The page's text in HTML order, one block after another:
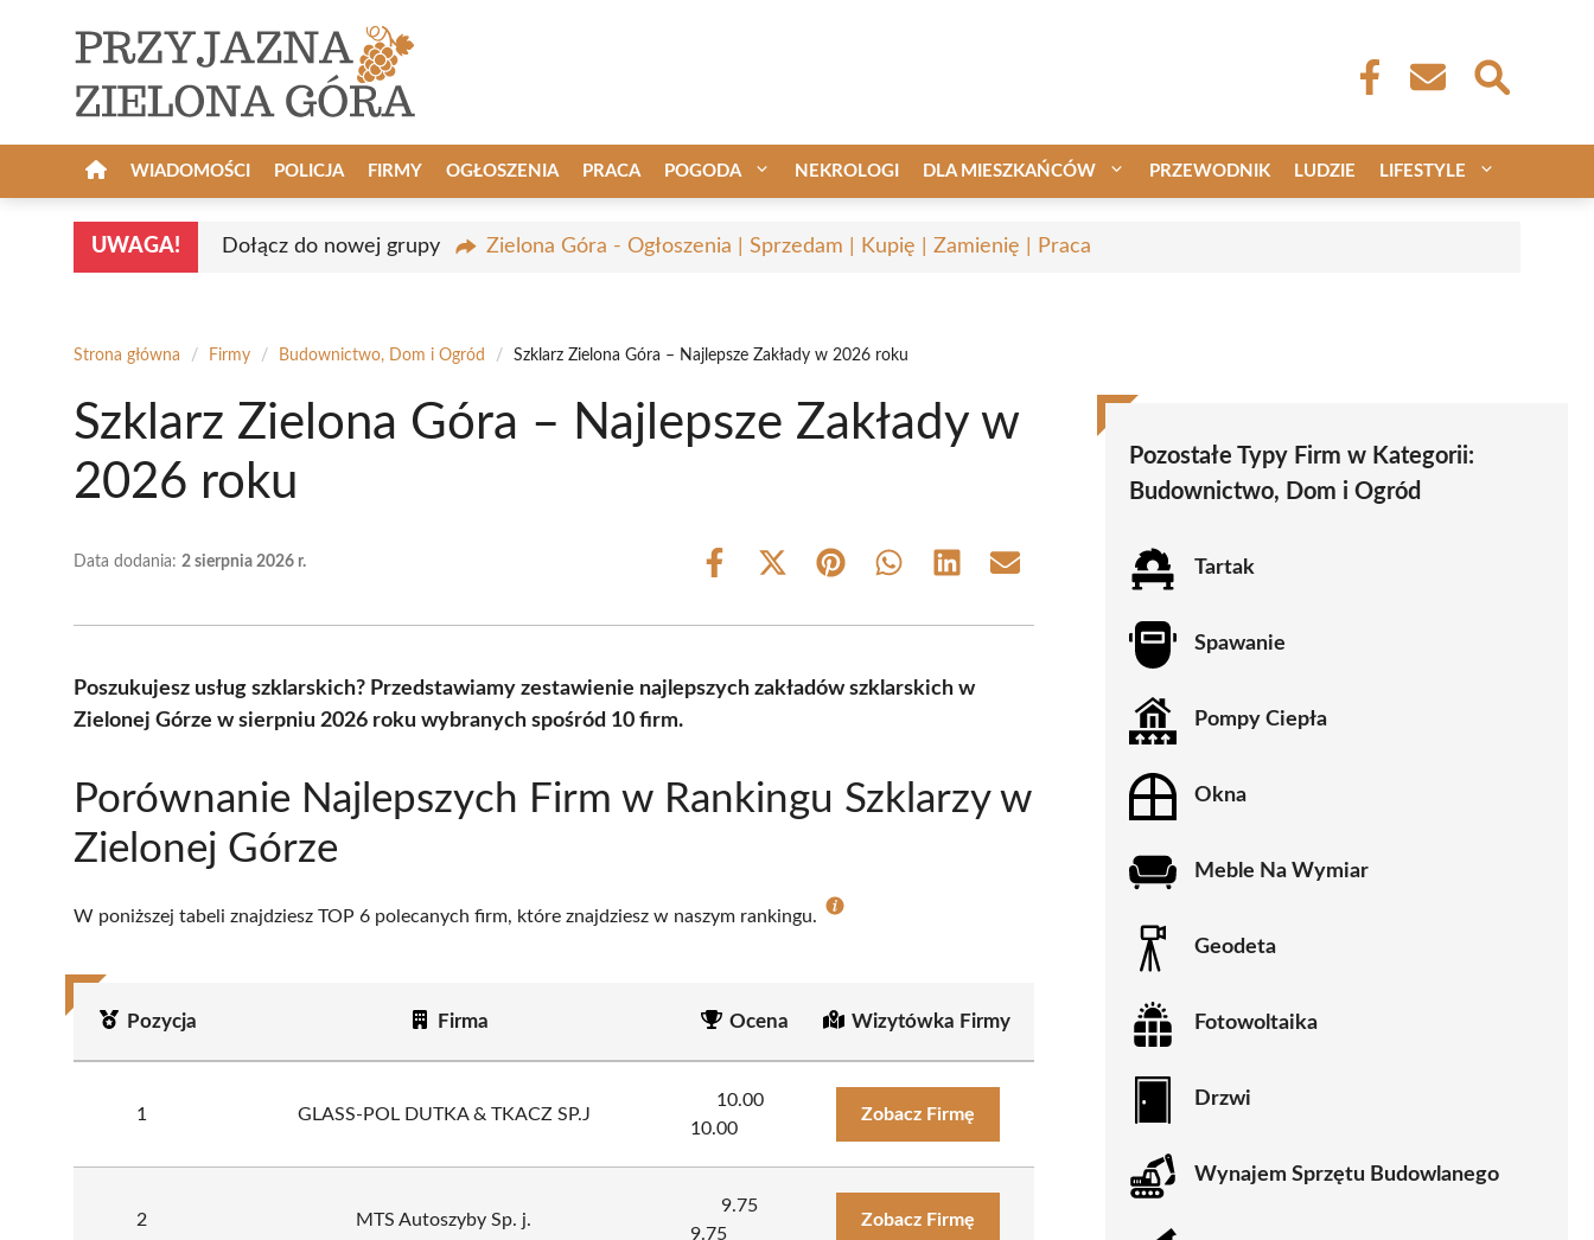
WIADOMOŚCI POLICJA FIRMY OGŁOSZENIA PRACA POGODA NEKROLOGI DLA MIESZKAŃCÓW PRZEWODNIK LUDZIE LIFESTYLE
UWAGA! Dołącz do nowej grupy Zielona Góra - Ogłoszenia | Sprzedam | Kupię | Zamienię | Praca
Strona główna / Firmy / Budownictwo, Dom i Ogród / Szklarz Zielona Góra – Najlepsze Zakłady w 2026 roku
Szklarz Zielona Góra – Najlepsze Zakłady w
2026 roku
Data dodania: 2 sierpnia 2026 r.
Share
Share
(Twitter)
Share Share Share Share
Poszukujesz usług szklarskich? Przedstawiamy zestawienie najlepszych zakładów szklarskich w
Zielonej Górze w sierpniu 2026 roku wybranych spośród 10 firm.
Porównanie Najlepszych Firm w Rankingu Szklarzy w
Zielonej Górze
W poniższej tabeli znajdziesz TOP 6 polecanych firm, które znajdziesz w naszym rankingu.
Pozycja Firma Ocena Wizytówka Firmy
1 GLASS-POL DUTKA & TKACZ SP.J
10.00
10.00
Zobacz Firmę
2 MTS Autoszyby Sp. j.
9.75
9.75
Zobacz Firmę
Pozostałe Typy Firm w Kategorii:
Budownictwo, Dom i Ogród
Tartak
Spawanie
Pompy Ciepła
Okna
Meble Na Wymiar
Geodeta
Fotowoltaika
Drzwi
Wynajem Sprzętu Budowlanego